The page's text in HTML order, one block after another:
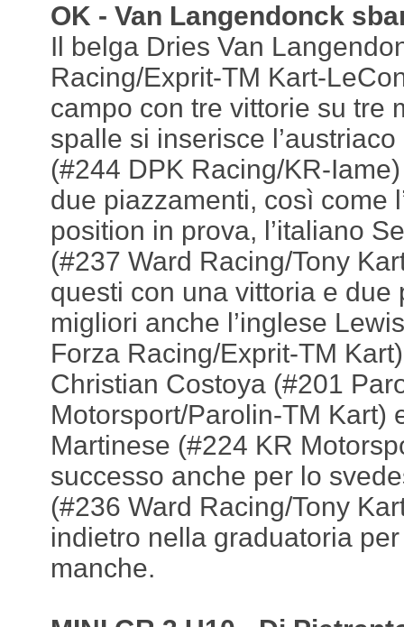
OK - Van Langendonck
Il belga Dries Van
Racing/Exprit-TM Kart-
campo con tre vittorie su tre
spalle si inserisce
(#244 DPK Racing/KR-
due piazzamenti, così come
position in prova, l’italiano
(#237 Ward Racing/Tony
questi con una vittoria e due
migliori anche l’inglese
Forza Racing/Exprit-TM
Christian Costoya (#201
Motorsport/Parolin-TM Kart)
Martinese (#224 KR
successo anche per lo
(#236 Ward Racing/Tony
indietro nella graduatoria
manche.